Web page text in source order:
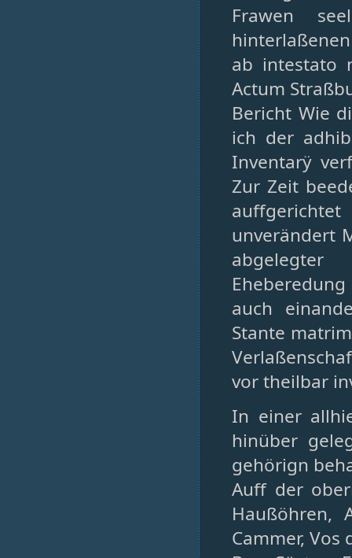
Frawen
ab intestato
Actum
Bericht Wie
ich der
Inventarÿ
Zur Zeit
unverändert
auch
Stante
vor theilbar
In einer
hinüber
gehörign
Auff der
Haußöhren,
Cammer,